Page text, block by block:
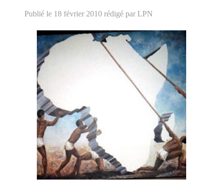
Publié le 18 février 2010 rédigé par LPN